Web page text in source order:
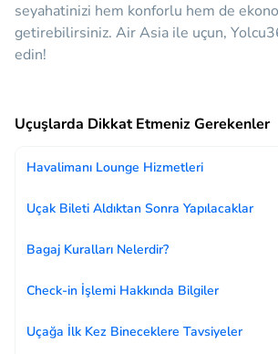
seyahatinizi hem konforlu hem de
getirebilirsiniz. Air Asia ile uçun,
edin!
Uçuşlarda Dikkat Etmeniz Gerekenler
Havalimanı Lounge Hizmetleri
Uçak Bileti Aldıktan Sonra Yapılacaklar
Bagaj Kuralları Nelerdir?
Check-in İşlemi Hakkında Bilgiler
Uçağa İlk Kez Bineceklere Tavsiyeler